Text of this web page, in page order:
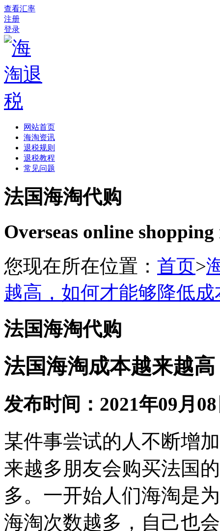
查看汇率
注册
登录
网站首页
海淘资讯
退税规则
退税教程
常见问题
法国海淘代购
Overseas online
您现在所在位置： 首页>
越高，如何才能够降低成
法国海淘代购
法国海淘成本越来越
发布时间：2021年09月
某件事尝试的人不断增
来越多朋友会购买法国
多。一开始人们海淘是
海淘次数越多，自己也